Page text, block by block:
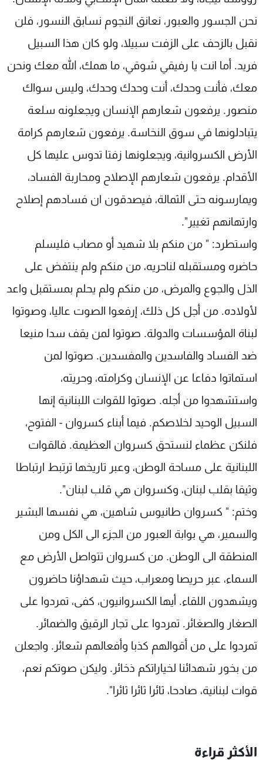
نحن الجسور والعبور، نعانق النجوم نسابق النسور، فلن
نقبل بالزحف على الزفت سبيلا، ولو كان هذا السبيل
فريد. أما انت يا رفيقي شوقي، ما همك، الله معك ونحن
معك، فأنت وحدك، أنت وحدك وحدك، وليس سواك
منصور. يرفعون شعارهم الإنسان ويجعلونه سلعة
يتبادلونها في سوق النخاسة. يرفعون شعارهم كرامة
الأرض الكسروانية، ويجعلونها زفتا تدوس عليها كل
الأقدام. يرفعون شعارهم الإصلاح ومحاربة الفساد،
ويمارسونه حتى الثمالة، فيصدقون ان فسادهم إصلاح
وارتهانهم تغيير".
واستطرد: " من منكم بلا شهيد أو مصاب فليسلم
حاضره ومستقبله لناحريه، من منكم ولم ينتفض على
الذل والجوع والمرض، من منكم ولم يحلم بمستقبل واعد
لأولاده. من أجل كل ذلك، إرفعوا الصوت عاليا، وصوتوا
لبناة المؤسسات والدولة. صوتوا لمن يقف سدا منيعا
ضد الفساد والفاسدين والمفسدين. صوتوا لمن
استماتوا دفاعا عن الإنسان وكرامته، وحريته،
واستشهدوا من أجله. صوتوا للقوات اللبنانية إنها
السبيل الوحيد لخلاصكم. فيما أبناء كسروان - الفتوح،
فلنكن عظماء لنستحق كسروان العظيمة. فالقوات
اللبنانية على مساحة الوطن، وعبر تاريخها ترتبط ارتباطا
وثيقا بقلب لبنان، وكسروان هي قلب لبنان".
وختم: " كسروان طانيوس شاهين، هي نفسها البشير
والسمير، هي بوابة العبور من الجزء الى الكل ومن
المنطقة الى الوطن. من كسروان تتواصل الأرض مع
السماء، عبر حريصا ومعراب، حيث شهداؤنا حاضرون
ويشهدون اللقاء. أيها الكسروانيون، كفى، تمردوا على
الصغار والصغائر. تمردوا على تجار الرقيق والضمائر.
تمردوا على من أقوالهم كذبا وأفعالهم شعائر. واجعلن
من بخور شهدائنا لخياراتكم ذخائر. وليكن صوتكم نعم،
قوات لبنانية، صادحا، ثائرا ثائرا ثائرا".
الأكثر قراءة